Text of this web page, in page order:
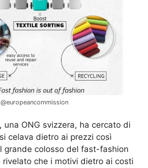
, una ONG svizzera, ha cercato di
celava dietro ai prezzi così
grande colosso del fast-fashion
rivelato che i motivi dietro ai costi